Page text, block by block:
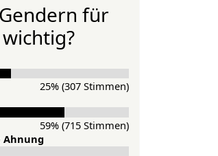
für
wichtig?
25% (307 Stimmen)
59% (715 Stimmen)
Ahnung